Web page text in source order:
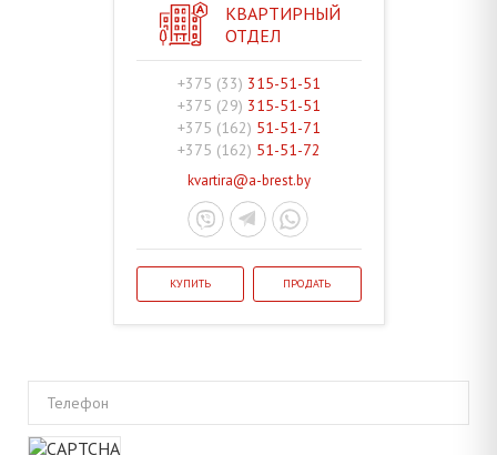
КВАРТИРНЫЙ
ОТДЕЛ
+375 (33) 315-51-51
+375 (29) 315-51-51
+375 (162) 51-51-71
+375 (162) 51-51-72
kvartira@a-brest.by
КУПИТЬ ПРОДАТЬ
Телефон